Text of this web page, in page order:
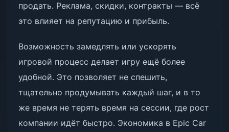
продать. Реклама, скидки, контракты — всё
это влияет на репутацию и прибыль.
Возможность замедлять или ускорять
игровой процесс делает игру ещё более
удобной. Это позволяет не спешить,
тщательно продумывать каждый шаг, и в то
же время не терять время на сессии, где рост
компании идёт быстро. Экономика в Epic Car